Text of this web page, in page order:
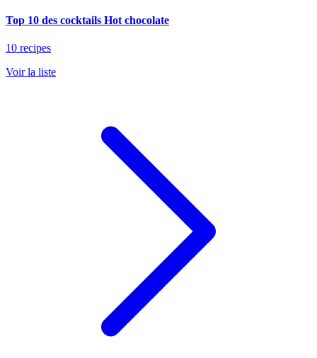
Top 10 des cocktails Hot chocolate
10 recipes
Voir la liste